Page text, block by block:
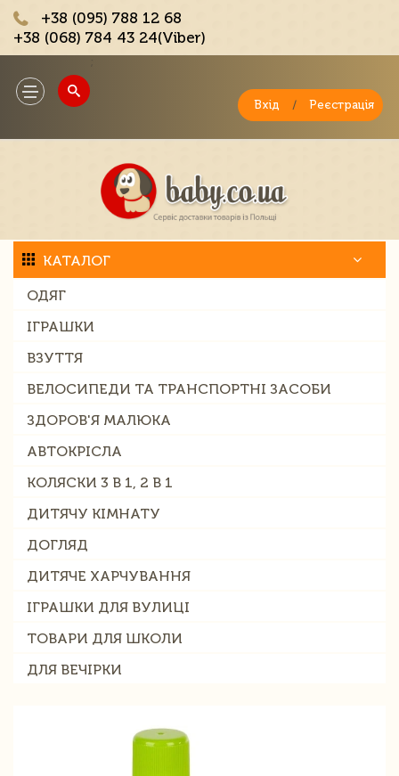
+38 (095) 788 12 68
+38 (068) 784 43 24(Viber)
Toggle
navigation
Вхід / Реєстрація
КАТАЛОГ
ОДЯГ
ІГРАШКИ
ВЗУТТЯ
ВЕЛОСИПЕДИ ТА ТРАНСПОРТНІ ЗАСОБИ
ЗДОРОВ'Я МАЛЮКА
АВТОКРІСЛА
КОЛЯСКИ 3 В 1, 2 В 1
ДИТЯЧУ КІМНАТУ
ДОГЛЯД
ДИТЯЧЕ ХАРЧУВАННЯ
ІГРАШКИ ДЛЯ ВУЛИЦІ
ТОВАРИ ДЛЯ ШКОЛИ
ДЛЯ ВЕЧІРКИ